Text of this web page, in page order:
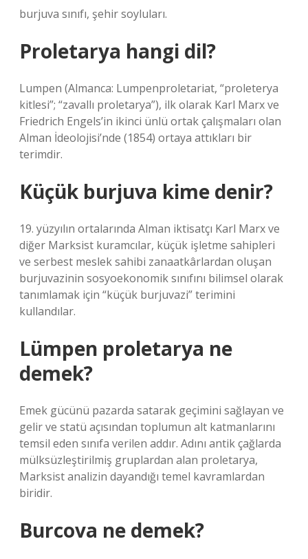
burjuva sınıfı, şehir soyluları.
Proletarya hangi dil?
Lumpen (Almanca: Lumpenproletariat, “proleterya
kitlesi”; “zavallı proletarya”), ilk olarak Karl Marx ve
Friedrich Engels’in ikinci ünlü ortak çalışmaları olan
Alman İdeolojisi’nde (1854) ortaya attıkları bir
terimdir.
Küçük burjuva kime denir?
19. yüzyılın ortalarında Alman iktisatçı Karl Marx ve
diğer Marksist kuramcılar, küçük işletme sahipleri
ve serbest meslek sahibi zanaatkârlardan oluşan
burjuvazinin sosyoekonomik sınıfını bilimsel olarak
tanımlamak için “küçük burjuvazi” terimini
kullandılar.
Lümpen proletarya ne
demek?
Emek gücünü pazarda satarak geçimini sağlayan ve
gelir ve statü açısından toplumun alt katmanlarını
temsil eden sınıfa verilen addır. Adını antik çağlarda
mülksüzleştirilmiş gruplardan alan proletarya,
Marksist analizin dayandığı temel kavramlardan
biridir.
Burcova ne demek?